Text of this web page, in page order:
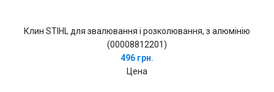
Клин STIHL для звалювання і розколювання, з алюмінію
(00008812201)
496 грн.
Цена